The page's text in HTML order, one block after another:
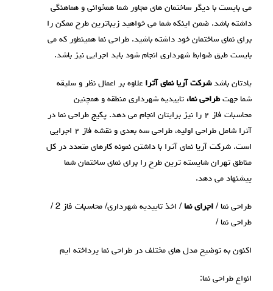
می بایست با دیگر ساختمان های مجاور شما همخوانی و هماهنگی
داشته باشد. ضمن اینکه شما می خواهید زیباترین طرح ممکن را
برای نمای ساختمان خود داشته باشید. طراحی نما همینطور که می
بایست طبق ضوابط شهرداری انجام شود باید اجرایی نیز باشد.
یادتان باشدشرکت آریا نمای آترا علاوه بر اعمال نظر و سلیقه
شما جهتطراحی نما، تاییدیه شهرداری منطقه و همچنین
محاسبات فاز ۲ را نیز برایتان انجام می دهد. پکیج طراحی نما در
آترا شامل طراحی اولیه، طراحی سه بعدی و نقشه فاز ۲ اجرایی
است. شرکت آریا نمای آترا با داشتن نمونه کارهای متعدد در کل
مناطق تهران شایسته ترین طرح را برای نمای ساختمان شما
پیشنهاد می دهد.
طراحی نما / اجرای نما
/ اخذ تاییدیه شهرداری/ محاسبات فاز 2 /
طراحی نما /
اکنون به توضیح مدل های مختلف در طراحی نما پرداخته ایم
انواع طراحی نما: